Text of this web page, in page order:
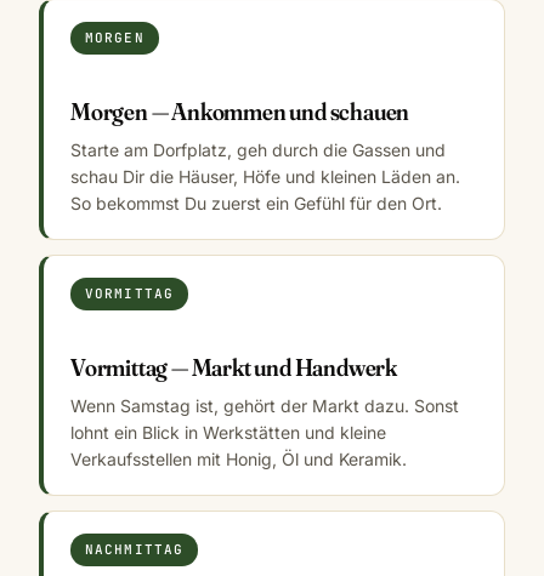
MORGEN
Morgen — Ankommen und schauen
Starte am Dorfplatz, geh durch die Gassen und
schau Dir die Häuser, Höfe und kleinen Läden an.
So bekommst Du zuerst ein Gefühl für den Ort.
VORMITTAG
Vormittag — Markt und Handwerk
Wenn Samstag ist, gehört der Markt dazu. Sonst
lohnt ein Blick in Werkstätten und kleine
Verkaufsstellen mit Honig, Öl und Keramik.
NACHMITTAG